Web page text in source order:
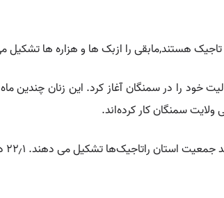
فعالیت خود را در سمنگان آغاز کرد. این زنان
سمنگان کار کرده‌اند.